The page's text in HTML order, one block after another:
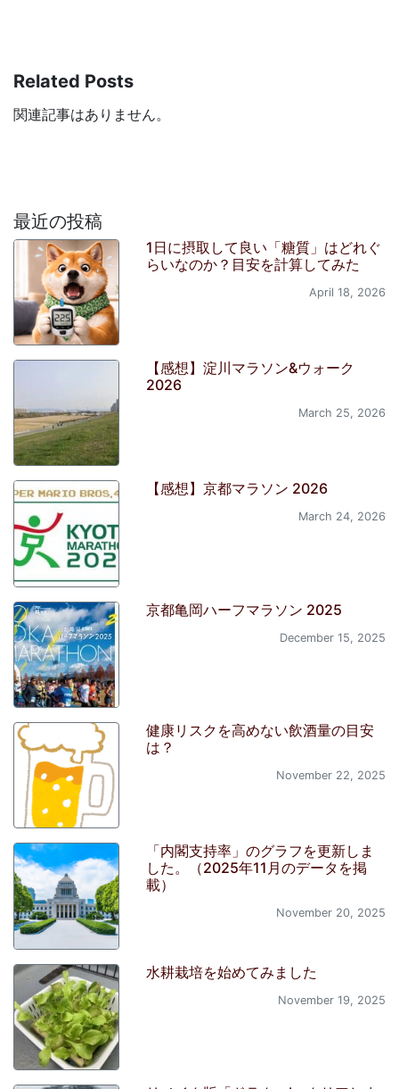
Related Posts
関連記事はありません。
最近の投稿
1日に摂取して良い「糖質」はどれぐ
らいなのか？目安を計算してみた
April 18, 2026
【感想】淀川マラソン&ウォーク
2026
March 25, 2026
【感想】京都マラソン 2026
March 24, 2026
京都亀岡ハーフマラソン 2025
December 15, 2025
健康リスクを高めない飲酒量の目安
は？
November 22, 2025
「内閣支持率」のグラフを更新しま
した。（2025年11月のデータを掲
載）
November 20, 2025
水耕栽培を始めてみました
November 19, 2025